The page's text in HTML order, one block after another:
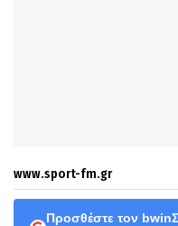
www.sport-fm.gr
Προσθέστε τον